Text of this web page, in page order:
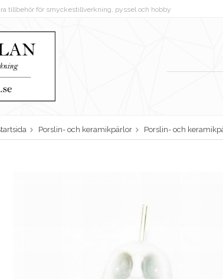
tillbehör för smyckestillverkning, pyssel och hobby
Porslin- och keramikpärlor Porslin- och